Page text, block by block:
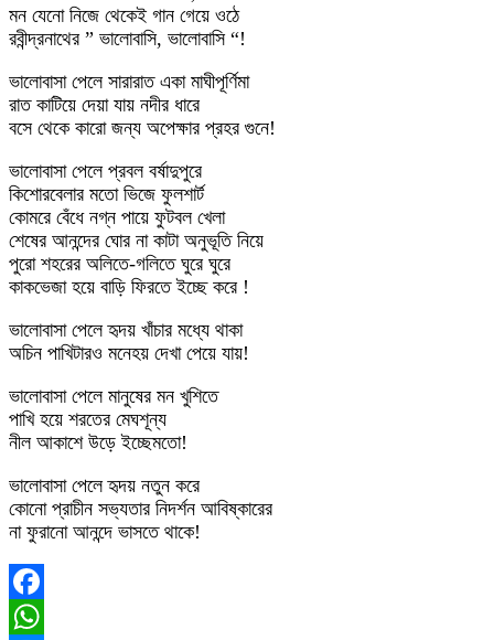
মন যেনো নিজে থেকেই গান গেয়ে ওঠে
রবীন্দ্রনাথের ” ভালোবাসি, ভালোবাসি “!
ভালোবাসা পেলে সারারাত একা মাঘীপূর্ণিমা
রাত কাটিয়ে দেয়া যায় নদীর ধারে
বসে থেকে কারো জন্য অপেক্ষার প্রহর গুনে!
ভালোবাসা পেলে প্রবল বর্ষাদুপুরে
কিশোরবেলার মতো ভিজে ফুলশার্ট
কোমরে বেঁধে নগ্ন পায়ে ফুটবল খেলা
শেষের আনন্দের ঘোর না কাটা অনুভূতি নিয়ে
পুরো শহরের অলিতে-গলিতে ঘুরে ঘুরে
কাকভেজা হয়ে বাড়ি ফিরতে ইচ্ছে করে !
ভালোবাসা পেলে হৃদয় খাঁচার মধ্যে থাকা
অচিন পাখিটারও মনেহয় দেখা পেয়ে যায়!
ভালোবাসা পেলে মানুষের মন খুশিতে
পাখি হয়ে শরতের মেঘশূন্য
নীল আকাশে উড়ে ইচ্ছেমতো!
ভালোবাসা পেলে হৃদয় নতুন করে
কোনো প্রাচীন সভ্যতার নিদর্শন আবিষ্কারের
না ফুরানো আনন্দে ভাসতে থাকে!
Facebook